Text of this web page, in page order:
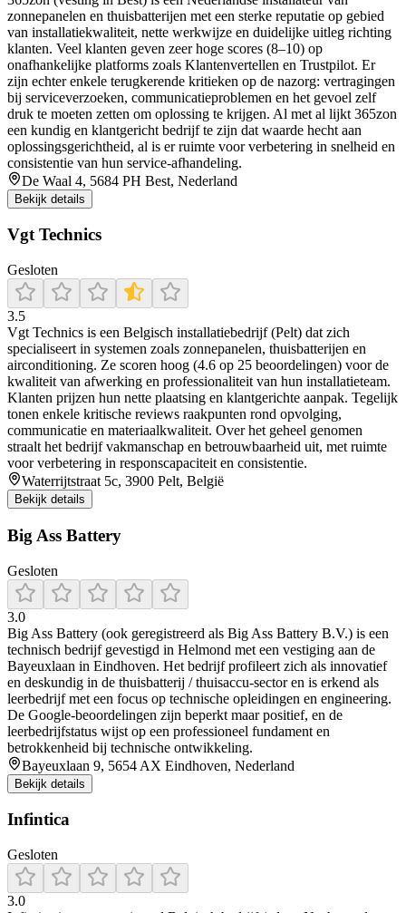
zonnepanelen en thuisbatterijen met een sterke reputatie op gebied
van installatiekwaliteit, nette werkwijze en duidelijke uitleg richting
klanten. Veel klanten geven zeer hoge scores (8–10) op
onafhankelijke platforms zoals Klantenvertellen en Trustpilot. Er
zijn echter enkele terugkerende kritieken op de nazorg: vertragingen
bij serviceverzoeken, communicatieproblemen en het gevoel zelf
druk te moeten zetten om oplossing te krijgen. Al met al lijkt 365zon
een kundig en klantgericht bedrijf te zijn dat waarde hecht aan
oplossingsgerichtheid, al is er ruimte voor verbetering in snelheid en
consistentie van hun service-afhandeling.
De Waal 4, 5684 PH Best, Nederland
Bekijk details
Vgt Technics
Gesloten
3.5
Vgt Technics is een Belgisch installatiebedrijf (Pelt) dat zich
specialiseert in systemen zoals zonnepanelen, thuisbatterijen en
airconditioning. Ze scoren hoog (4.6 op 25 beoordelingen) voor de
kwaliteit van afwerking en professionaliteit van hun installatieteam.
Klanten prijzen hun nette plaatsing en klantgerichte aanpak. Tegelijk
tonen enkele kritische reviews raakpunten rond opvolging,
communicatie en materiaalkwaliteit. Over het geheel genomen
straalt het bedrijf vakmanschap en betrouwbaarheid uit, met ruimte
voor verbetering in responscapaciteit en consistentie.
Waterrijtstraat 5c, 3900 Pelt, België
Bekijk details
Big Ass Battery
Gesloten
3.0
Big Ass Battery (ook geregistreerd als Big Ass Battery B.V.) is een
technisch bedrijf gevestigd in Helmond met een vestiging aan de
Bayeuxlaan in Eindhoven. Het bedrijf profileert zich als innovatief
en deskundig in de thuisbatterij / thuisaccu‑sector en is erkend als
leerbedrijf met een focus op technische opleidingen en engineering.
De Google-beoordelingen zijn beperkt maar positief, en de
leerbedrijfstatus wijst op een professioneel fundament en
betrokkenheid bij technische ontwikkeling.
Bayeuxlaan 9, 5654 AX Eindhoven, Nederland
Bekijk details
Infintica
Gesloten
3.0